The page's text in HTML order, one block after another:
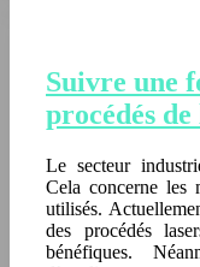
Suivre une
procédés
Le secteur
Cela concerne les
utilisés.
des procédés
bénéfiques.